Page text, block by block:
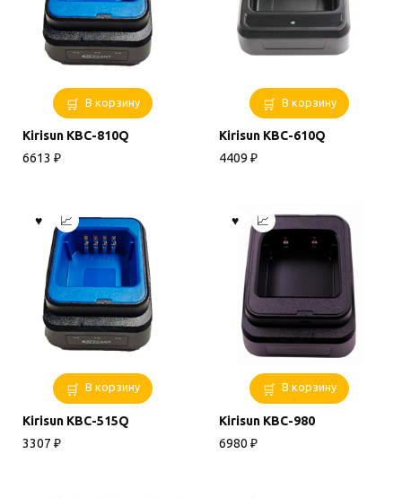
В корзину
Kirisun KBC-810Q
6613 ₽
В корзину
Kirisun KBC-610Q
4409 ₽
В корзину
Kirisun KBC-515Q
3307 ₽
В корзину
Kirisun KBC-980
6980 ₽